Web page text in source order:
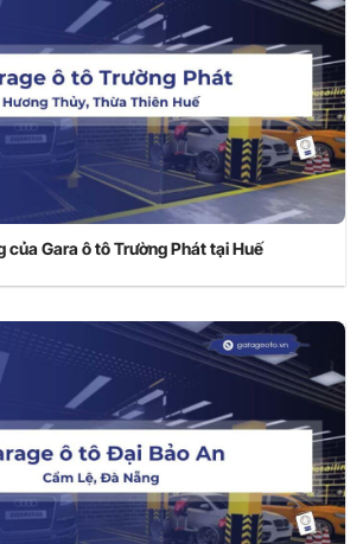
của Gara ô tô Trường Phát tại Huế